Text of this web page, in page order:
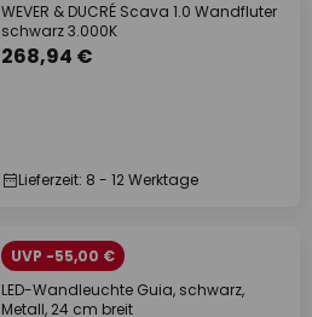
WEVER & DUCRÉ Scava 1.0 Wandfluter
schwarz 3.000K
268,94 €
Lieferzeit: 8 - 12 Werktage
UVP -55,00 €
LED-Wandleuchte Guia, schwarz,
Metall, 24 cm breit